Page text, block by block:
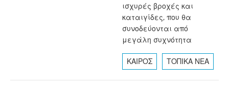
ισχυρές βροχές και
καταιγίδες, που θα
συνοδεύονται από
μεγάλη συχνότητα
ΚΑΙΡΟΣ ΤΟΠΙΚΑ ΝΕΑ